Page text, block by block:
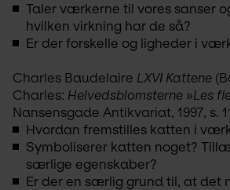
Taler værkerne til vores sanser
hvilken virkning har de så?
Er der forskelle og ligheder i
Charles Baudelaire LXVІ Kattene
Charles: Helvedsblomsterne »Les
Nansensgade Antikvariat, 1997, s.
Hvordan fremstilles katten i
Symboliserer katten noget?
særlige egenskaber?
Er der en særlig grund til, at det